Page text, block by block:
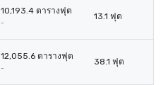
10,193.4 ตารางฟุต
-
13.1 ฟุต
12,055.6 ตารางฟุต
-
38.1 ฟุต